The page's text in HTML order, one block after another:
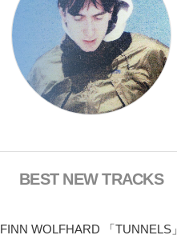
BEST NEW TRACKS
FINN WOLFHARD 「TUNNELS」